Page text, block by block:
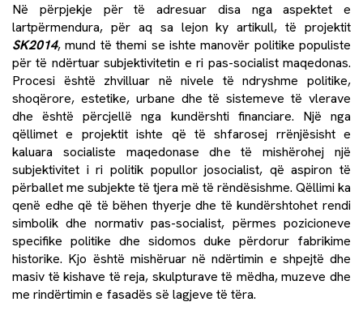
Në përpjekje për të adresuar disa nga aspektet e
lartpërmendura, për aq sa lejon ky artikull, të projektit
SK2014, mund të themi se ishte manovër politike populiste
për të ndërtuar subjektivitetin e ri pas-socialist maqedonas.
Procesi është zhvilluar në nivele të ndryshme politike,
shoqërore, estetike, urbane dhe të sistemeve të vlerave
dhe është përcjellë nga kundërshti financiare. Një nga
qëllimet e projektit ishte që të shfarosej rrënjësisht e
kaluara socialiste maqedonase dhe të mishërohej një
subjektivitet i ri politik popullor josocialist, që aspiron të
përballet me subjekte të tjera më të rëndësishme. Qëllimi ka
qenë edhe që të bëhen thyerje dhe të kundërshtohet rendi
simbolik dhe normativ pas-socialist, përmes pozicioneve
specifike politike dhe sidomos duke përdorur fabrikime
historike. Kjo është mishëruar në ndërtimin e shpejtë dhe
masiv të kishave të reja, skulpturave të mëdha, muzeve dhe
me rindërtimin e fasadës së lagjeve të tëra.